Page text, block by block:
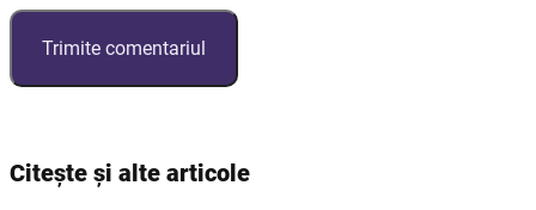
Citește și alte articole